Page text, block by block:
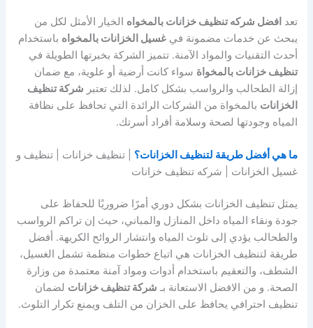
تعد افضل شركه تنظيف خزانات بالمخواه الخيار الأمثل لكل من
يبحث عن خدمات مضمونة فيغسيل الخزانات بالمخواه باستخدام
أحدث التقنيات والمواد الآمنة. تتميز الشركة بخبرتها الطويلة في
تنظيف خزانات بالمخواة سواء كانت أرضية أو علوية، مع ضمان
إزالة الطحالب والرواسب بشكل كامل. لذلك تعتبر شركة تنظيف
الخزانات بالمخواة من الشركات الرائدة التي تحافظ على نظافة
المياه وجودتها لصحة وسلامة أفراد أسرتك.
ما هي أفضل طريقة لتنظيف الخزانات؟ | تنظيف خزانات | تنظيف و
غسيل الخزانات | شركه تنظيف خزانات
يمثل تنظيف الخزانات بشكل دوري أمرًا ضروريًا للحفاظ على
جودة ونقاء المياه داخل المنازل والمباني، حيث إن تراكم الرواسب
والطحالب يؤدي إلى تلوث المياه وانتشار الروائح الكريهة. أفضل
طريقة لتنظيف الخزانات هي اتباع خطوات منظمة تشمل الغسيل،
الشطف، والتعقيم باستخدام أدوات ومواد آمنة معتمدة من وزارة
الصحة. و من الافضل الاستعانة بـ شركة تنظيف خزانات لضمان
تنظيف احترافي يحافظ على الخزان من التلف ويمنع تكرار التلوث.